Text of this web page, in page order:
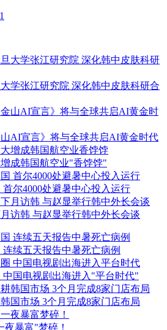
学张江研究院 深化韩中皮肤科研合
AI宣言》将与全球共启AI黄金时代
成韩国航空业"香饽饽"
尔4000处避暑中心投入运行
访韩 与赵显举行韩中外长会谈
续五天报告中暑死亡病例
中国电视剧出海进入"平台时代"
国市场 3个月完成8家门店布局
夜暴富"梦碎！